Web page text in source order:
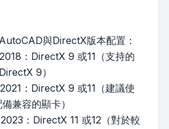
與DirectX版本配置：
：DirectX 9 或11（支持的
9）
：DirectX 9 或11（建議使
兼容的顯卡）
：DirectX 11 或12（對於較